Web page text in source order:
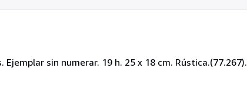
sin numerar. 19 h. 25 x 18 cm. Rústica.(77.267).